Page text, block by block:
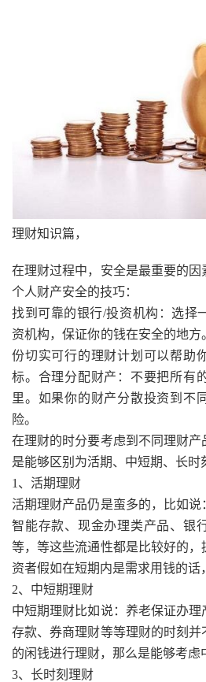
理财知识篇，
在理财过程中，安全是最重要的
个人财产安全的技巧：
找到可靠的银行/投资机构：选择
资机构，保证你的钱在安全的地
份切实可行的理财计划可以帮助
标。合理分配财产：不要把所有
里。如果你的财产分散投资到不
险。
在理财的时分要考虑到不同理财
是能够区别为活期、中短期、长时
1、活期理财
活期理财产品仍是蛮多的，比如说
智能存款、现金办理类产品、银
等，等这些流通性都是比较好的
资者假如在短期内是需求用钱的话
2、中短期理财
中短期理财比如说：养老保证办
存款、券商理财等等理财的时刻
的闲钱进行理财，那么是能够考虑
3、长时刻理财